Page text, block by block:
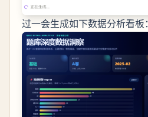
过一会生成如下数据分析看板：